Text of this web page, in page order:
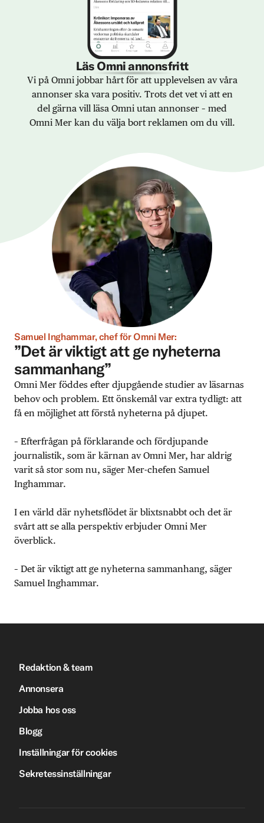
Läs Omni annonsfritt
Vi på Omni jobbar hårt för att upplevelsen av våra
annonser ska vara positiv. Trots det vet vi att en
del gärna vill läsa Omni utan annonser – med
Omni Mer kan du välja bort reklamen om du vill.
Samuel Inghammar, chef för Omni Mer:
”Det är viktigt att ge nyheterna
sammanhang”
Omni Mer föddes efter djupgående studier av läsarnas
behov och problem. Ett önskemål var extra tydligt: att
få en möjlighet att förstå nyheterna på djupet.
– Efterfrågan på förklarande och fördjupande
journalistik, som är kärnan av Omni Mer, har aldrig
varit så stor som nu, säger Mer-chefen Samuel
Inghammar.
I en värld där nyhetsflödet är blixtsnabbt och det är
svårt att se alla perspektiv erbjuder Omni Mer
överblick.
– Det är viktigt att ge nyheterna sammanhang, säger
Samuel Inghammar.
Redaktion & team
Annonsera
Jobba hos oss
Blogg
Inställningar för cookies
Sekretessinställningar